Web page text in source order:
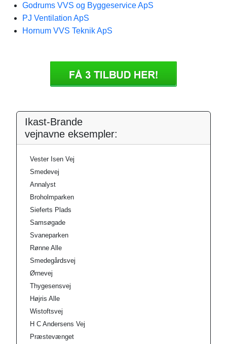
Godrums VVS og Byggeservice ApS
PJ Ventilation ApS
Hornum VVS Teknik ApS
Ikast-Brande
vejnavne eksempler:
Vester Isen Vej
Smedevej
Annalyst
Broholmparken
Sieferts Plads
Samsøgade
Svaneparken
Rønne Alle
Smedegårdsvej
Ørnevej
Thygesensvej
Højris Alle
Wistoftsvej
H C Andersens Vej
Præstevænget